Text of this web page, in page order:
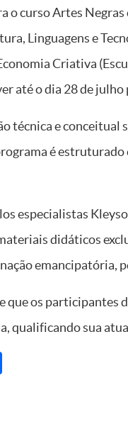
o curso Artes
Linguagens e
Criativa
até o dia 28 de julho
técnica e conceitual
é
especialistas
didáticos
emancipatória,
que os
qualificando sua